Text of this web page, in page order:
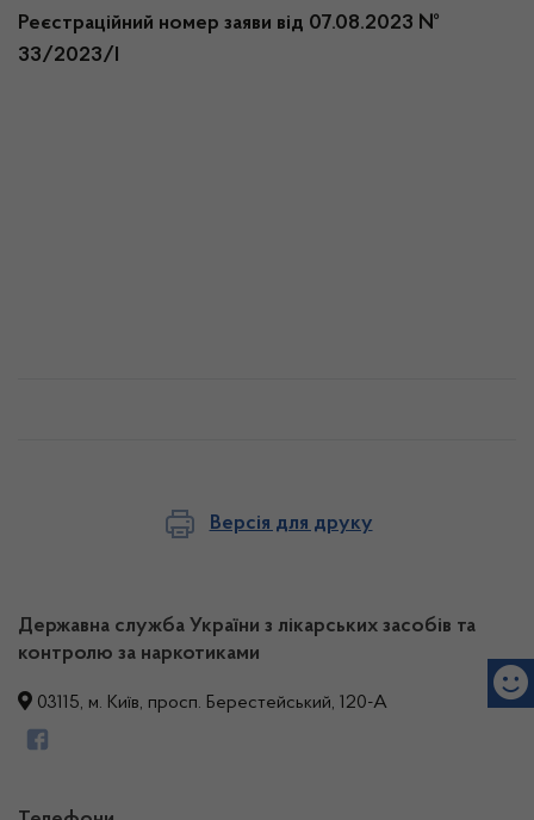
Реєстраційний номер заяви від 07.08.2023 №
33/2023/І
Версія для друку
Державна служба України з лікарських засобів та
контролю за наркотиками
03115, м. Київ, просп. Берестейський, 120-А